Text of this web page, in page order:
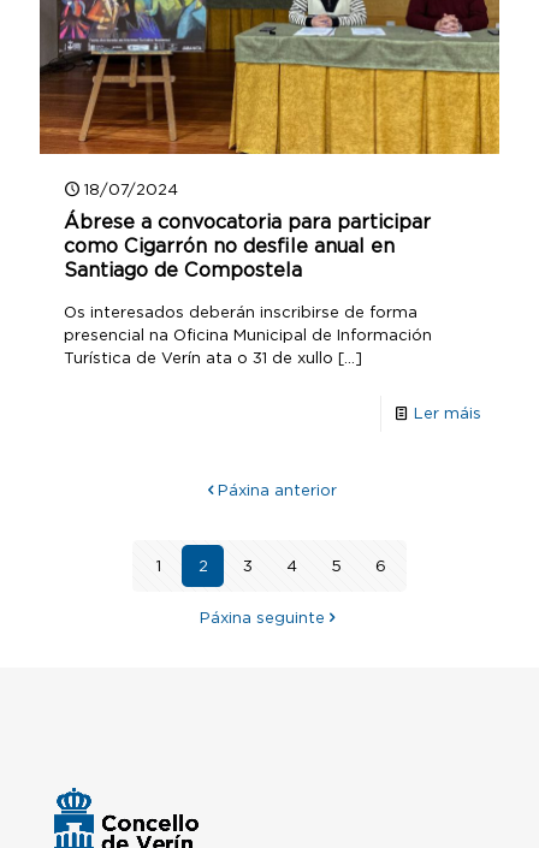
18/07/2024
Ábrese a convocatoria para participar
como Cigarrón no desfile anual en
Santiago de Compostela
Os interesados deberán inscribirse de forma
presencial na Oficina Municipal de Información
Turística de Verín ata o 31 de xullo […]
Ler máis
Páxina anterior
1 2 3 4 5 6
Páxina seguinte